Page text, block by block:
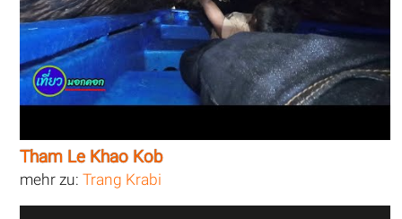
Tham Le Khao Kob
mehr zu:Trang Krabi